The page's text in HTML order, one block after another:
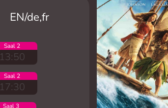
EN/de,fr
Saal 2
13:50
Saal 2
17:30
Saal 3